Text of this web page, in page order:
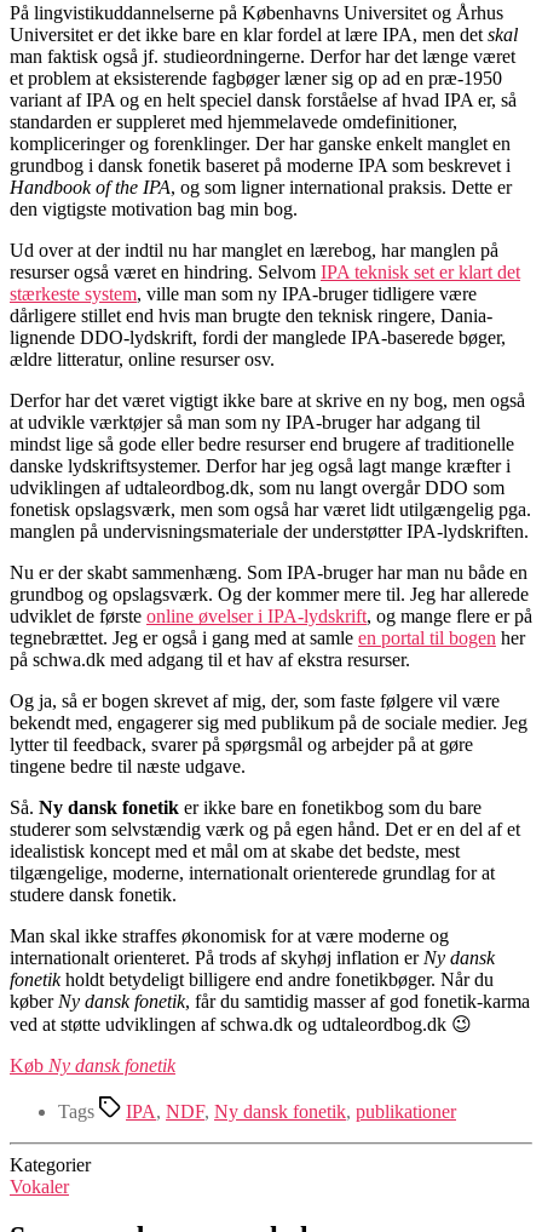
På lingvistikuddannelserne på Københavns Universitet og Århus
Universitet er det ikke bare en klar fordel at lære IPA, men det skal
man faktisk også jf. studieordningerne. Derfor har det længe været
et problem at eksisterende fagbøger læner sig op ad en præ-1950
variant af IPA og en helt speciel dansk forståelse af hvad IPA er, så
standarden er suppleret med hjemmelavede omdefinitioner,
kompliceringer og forenklinger. Der har ganske enkelt manglet en
grundbog i dansk fonetik baseret på moderne IPA som beskrevet i
Handbook of the IPA, og som ligner international praksis. Dette er
den vigtigste motivation bag min bog.
Ud over at der indtil nu har manglet en lærebog, har manglen på
resurser også været en hindring. Selvom IPA teknisk set er klart det
stærkeste system, ville man som ny IPA-bruger tidligere være
dårligere stillet end hvis man brugte den teknisk ringere, Dania-
lignende DDO-lydskrift, fordi der manglede IPA-baserede bøger,
ældre litteratur, online resurser osv.
Derfor har det været vigtigt ikke bare at skrive en ny bog, men også
at udvikle værktøjer så man som ny IPA-bruger har adgang til
mindst lige så gode eller bedre resurser end brugere af traditionelle
danske lydskriftsystemer. Derfor har jeg også lagt mange kræfter i
udviklingen af udtaleordbog.dk, som nu langt overgår DDO som
fonetisk opslagsværk, men som også har været lidt utilgængelig pga.
manglen på undervisningsmateriale der understøtter IPA-lydskriften.
Nu er der skabt sammenhæng. Som IPA-bruger har man nu både en
grundbog og opslagsværk. Og der kommer mere til. Jeg har allerede
udviklet de første online øvelser i IPA-lydskrift, og mange flere er på
tegnebrættet. Jeg er også i gang med at samle en portal til bogen her
på schwa.dk med adgang til et hav af ekstra resurser.
Og ja, så er bogen skrevet af mig, der, som faste følgere vil være
bekendt med, engagerer sig med publikum på de sociale medier. Jeg
lytter til feedback, svarer på spørgsmål og arbejder på at gøre
tingene bedre til næste udgave.
Så. Ny dansk fonetik er ikke bare en fonetikbog som du bare
studerer som selvstændig værk og på egen hånd. Det er en del af et
idealistisk koncept med et mål om at skabe det bedste, mest
tilgængelige, moderne, internationalt orienterede grundlag for at
studere dansk fonetik.
Man skal ikke straffes økonomisk for at være moderne og
internationalt orienteret. På trods af skyhøj inflation er Ny dansk
fonetikholdt betydeligt billigere end andre fonetikbøger. Når du
køber Ny dansk fonetik, får du samtidig masser af god fonetik-karma
ved at støtte udviklingen af schwa.dk og udtaleordbog.dk 😉
Køb Ny dansk fonetik
Tags IPA, NDF, Ny dansk fonetik, publikationer
Kategorier
Vokaler